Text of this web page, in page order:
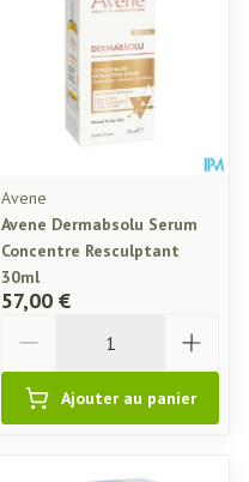
Avene
Avene Dermabsolu Serum
Concentre Resculptant
30ml
57,00 €
Ajouter au panier